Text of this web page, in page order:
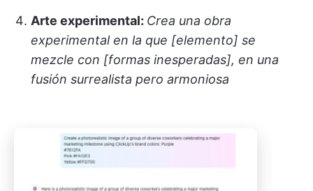
Arte experimental: Crea una obra
experimental en la que [elemento] se
mezcle con [formas inesperadas], en una
fusión surrealista pero armoniosa